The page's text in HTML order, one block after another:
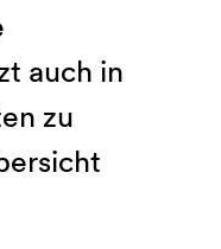
auch in
zu